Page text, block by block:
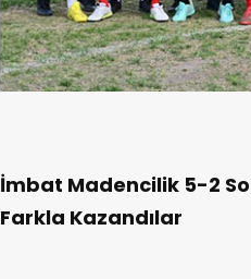
İmbat Madencilik 5-2
Farkla Kazandılar